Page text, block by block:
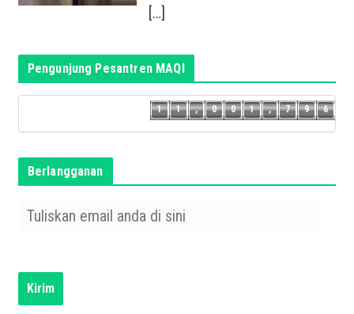
[…]
Pengunjung Pesantren MAQI
1
1
1
1
,
,
0
0
0
0
1
1
,
,
7
7
9
9 6
Berlangganan
k
Kirim